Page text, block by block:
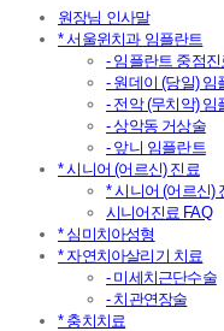
원장님 인사말
* 서울윈치과 임플란트
- 임플란트 중점진
- 원데이 (당일) 임
- 전악 (무치악) 임
- 상악동 거상술
- 앞니 임플란트
* 시니어 (어르신) 진료
* 시니어 (어르신)
시니어진료 FAQ
* 심미치아성형
* 자연치아살리기 치료
- 미세치근단수술
- 치관연장술
* 충치치료